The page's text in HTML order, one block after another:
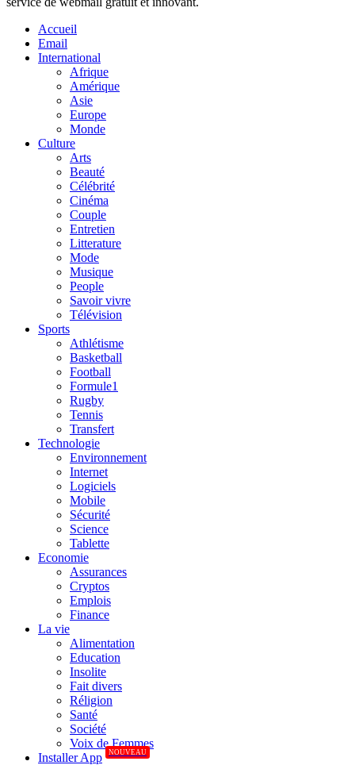
Accueil
Email
International
Afrique
Amérique
Asie
Europe
Monde
Culture
Arts
Beauté
Célébrité
Cinéma
Couple
Entretien
Litterature
Mode
Musique
People
Savoir vivre
Télévision
Sports
Athlétisme
Basketball
Football
Formule1
Rugby
Tennis
Transfert
Technologie
Environnement
Internet
Logiciels
Mobile
Sécurité
Science
Tablette
Economie
Assurances
Cryptos
Emplois
Finance
La vie
Alimentation
Education
Insolite
Fait divers
Réligion
Santé
Société
Voix de Femmes
Installer App
NOUVEAU